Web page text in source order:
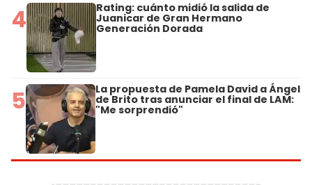
4 Rating: cuánto midió la salida de
Juanicar de Gran Hermano
Generación Dorada
5 La propuesta de Pamela David a Ángel
de Brito tras anunciar el final de LAM:
"Me sorprendió"